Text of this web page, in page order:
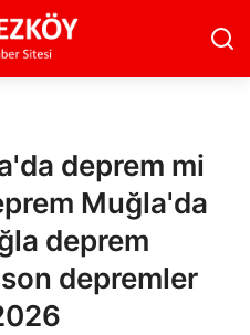
deprem mi
Muğla'da
deprem
depremler